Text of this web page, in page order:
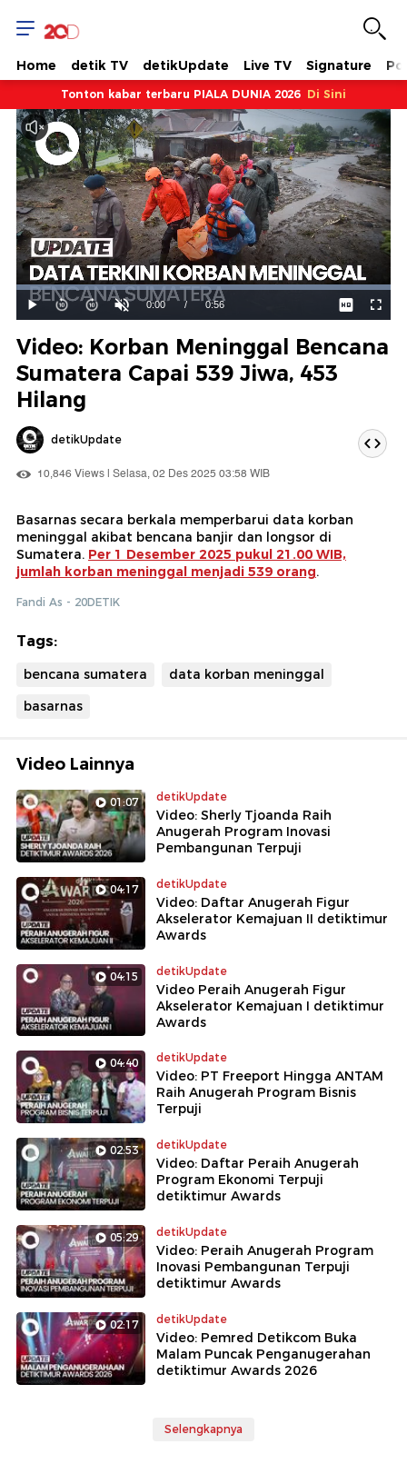
Home detik TV detikUpdate Live TV Signature
Tonton kabar terbaru PIALA DUNIA 2026 Di Sini
Mainkan
Suara
Hidup
Waktu
0:00 / Durasi
0:56
Dimuat:
100.00%
Video: Korban Meninggal Bencana
Sumatera Capai 539 Jiwa, 453
Hilang
detikUpdate
10,846 Views | Selasa, 02 Des 2025 03:58 WIB
Basarnas secara berkala memperbarui data korban
meninggal akibat bencana banjir dan longsor di
Sumatera. Per 1 Desember 2025 pukul 21.00 WIB,
jumlah korban meninggal menjadi 539 orang.
Fandi As - 20DETIK
Tags:
bencana sumatera
data korban meninggal
basarnas
Video Lainnya
01:07 detikUpdate
Video: Sherly Tjoanda Raih
Anugerah Program Inovasi
Pembangunan Terpuji
04:17 detikUpdate
Video: Daftar Anugerah Figur
Akselerator Kemajuan II detiktimur
Awards
04:15 detikUpdate
Video Peraih Anugerah Figur
Akselerator Kemajuan I detiktimur
Awards
04:40 detikUpdate
Video: PT Freeport Hingga ANTAM
Raih Anugerah Program Bisnis
Terpuji
02:53 detikUpdate
Video: Daftar Peraih Anugerah
Program Ekonomi Terpuji
detiktimur Awards
05:29 detikUpdate
Video: Peraih Anugerah Program
Inovasi Pembangunan Terpuji
detiktimur Awards
02:17 detikUpdate
Video: Pemred Detikcom Buka
Malam Puncak Penganugerahan
detiktimur Awards 2026
Selengkapnya